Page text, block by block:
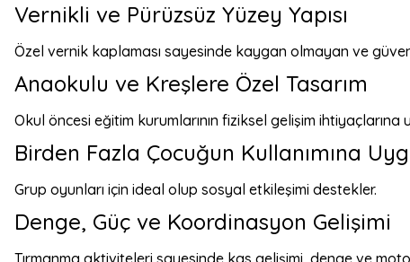
Vernikli ve Pürüzsüz Yüzey Yapısı
Özel vernik kaplaması sayesinde kaygan olmayan ve
Anaokulu ve Kreşlere Özel Tasarım
Okul öncesi eğitim kurumlarının fiziksel gelişim
Birden Fazla Çocuğun Kullanımına
Grup oyunları için ideal olup sosyal etkileşimi destekler.
Denge, Güç ve Koordinasyon Gelişimi
Tırmanma aktiviteleri sayesinde kas gelişimi, denge ve